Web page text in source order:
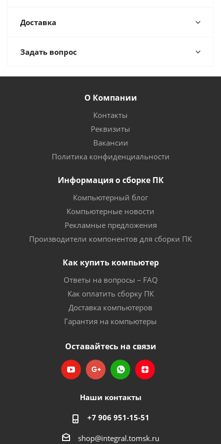
Доставка
Задать вопрос
О Компании
Контакты
Реквизиты
Вакансии
Политика конфиденциальности
Информация о сборке ПК
Компьютерный блог
Компьютерные новости
Рекламные предложения
Производители компонентов для сборки ПК
Как купить компьютер
Ответы на вопросы – FAQ
Как оплатить сборку ПК
Доставка компьютеров
Гарантия на компьютеры
Оставайтесь на связи
Наши контакты
+7 906 951-15-51
shop@integral.tomsk.ru